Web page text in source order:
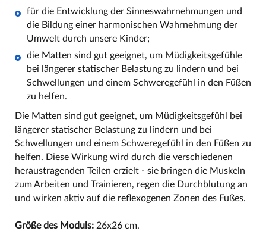
für die Entwicklung der Sinneswahrnehmungen und
die Bildung einer harmonischen Wahrnehmung der
Umwelt durch unsere Kinder;
die Matten sind gut geeignet, um Müdigkeitsgefühle
bei längerer statischer Belastung zu lindern und bei
Schwellungen und einem Schweregefühl in den Füßen
zu helfen.
Die Matten sind gut geeignet, um Müdigkeitsgefühl bei
längerer statischer Belastung zu lindern und bei
Schwellungen und einem Schweregefühl in den Füßen zu
helfen. Diese Wirkung wird durch die verschiedenen
heraustragenden Teilen erzielt - sie bringen die Muskeln
zum Arbeiten und Trainieren, regen die Durchblutung an
und wirken aktiv auf die reflexogenen Zonen des Fußes.
Größe des Moduls: 26x26 cm.